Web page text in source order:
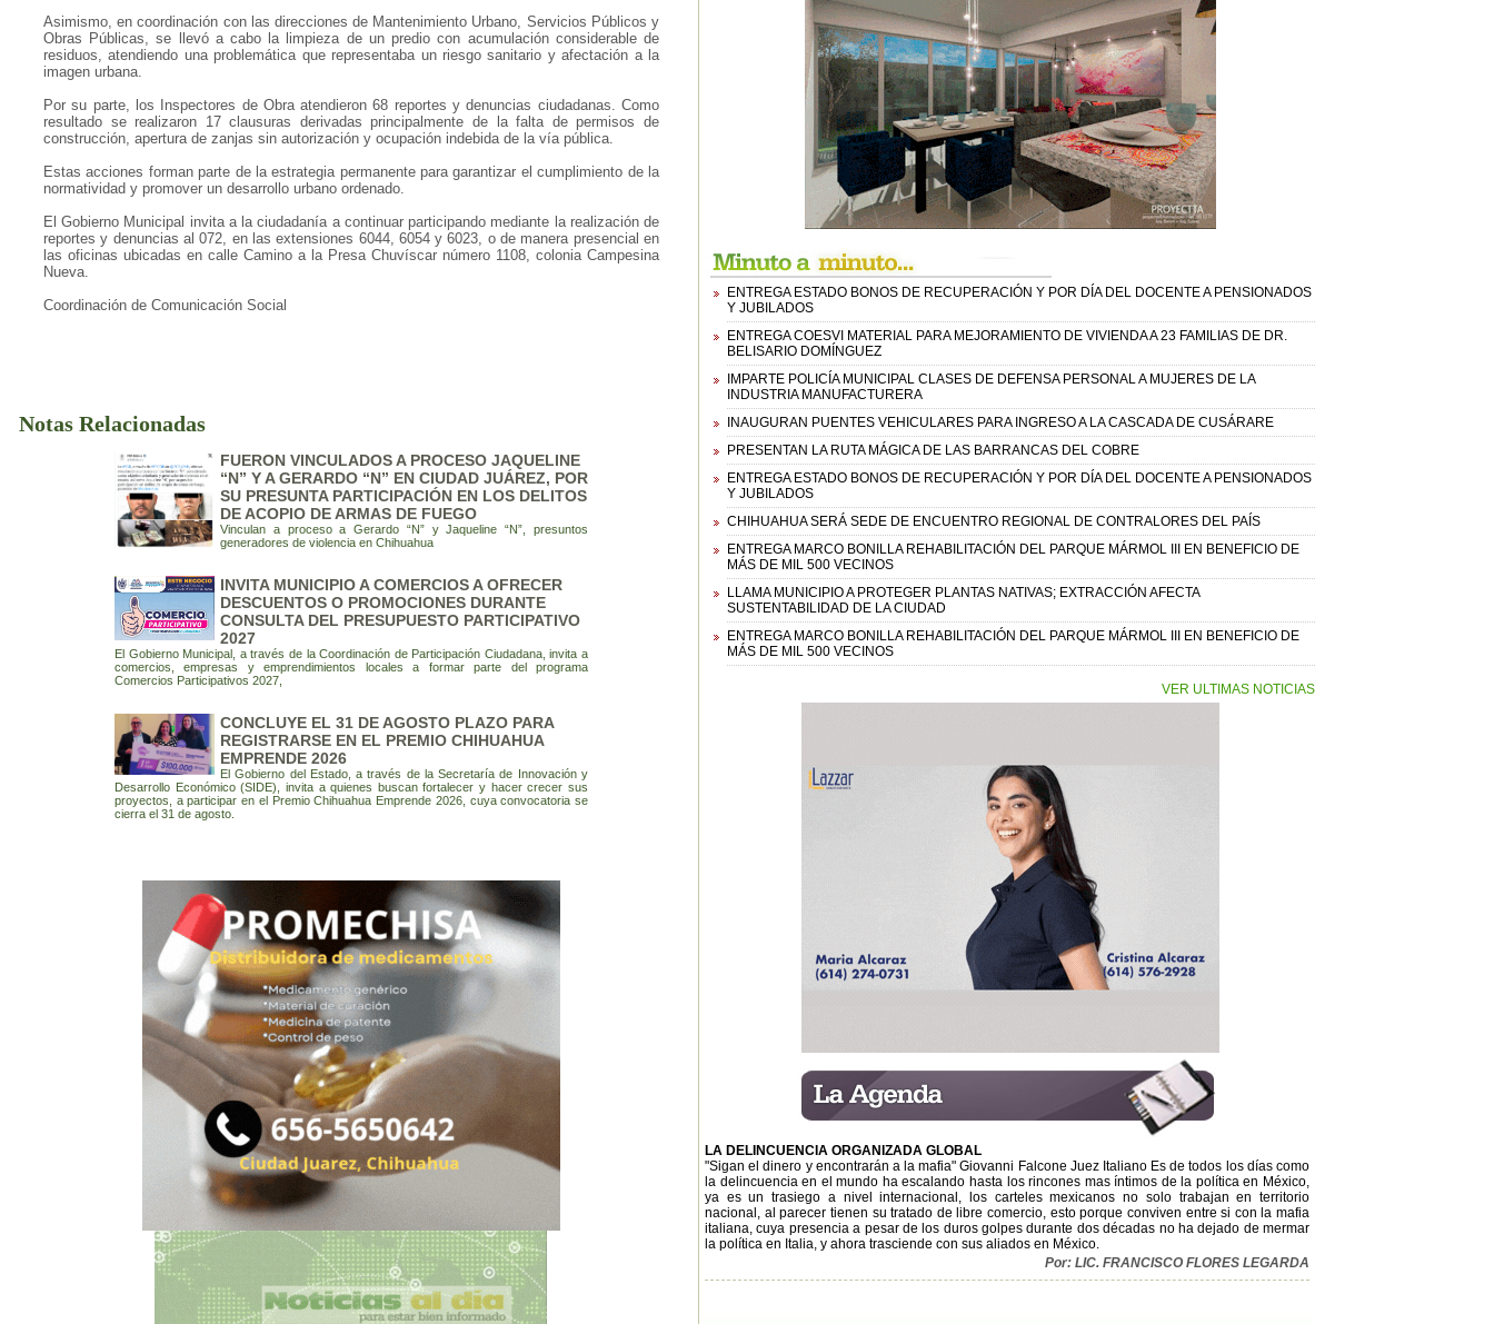
Asimismo, en coordinación con las direcciones de Mantenimiento Urbano, Servicios Públicos y
Obras Públicas, se llevó a cabo la limpieza de un predio con acumulación considerable de
residuos, atendiendo una problemática que representaba un riesgo sanitario y afectación a la
imagen urbana.
Por su parte, los Inspectores de Obra atendieron 68 reportes y denuncias ciudadanas. Como
resultado se realizaron 17 clausuras derivadas principalmente de la falta de permisos de
construcción, apertura de zanjas sin autorización y ocupación indebida de la vía pública.
Estas acciones forman parte de la estrategia permanente para garantizar el cumplimiento de la
normatividad y promover un desarrollo urbano ordenado.
El Gobierno Municipal invita a la ciudadanía a continuar participando mediante la realización de
reportes y denuncias al 072, en las extensiones 6044, 6054 y 6023, o de manera presencial en
las oficinas ubicadas en calle Camino a la Presa Chuvíscar número 1108, colonia Campesina
Nueva.
Coordinación de Comunicación Social
Notas Relacionadas
FUERON VINCULADOS A PROCESO JAQUELINE
“N” Y A GERARDO “N” EN CIUDAD JUÁREZ, POR
SU PRESUNTA PARTICIPACIÓN EN LOS DELITOS
DE ACOPIO DE ARMAS DE FUEGO
Vinculan a proceso a Gerardo “N” y Jaqueline “N”, presuntos
generadores de violencia en Chihuahua
INVITA MUNICIPIO A COMERCIOS A OFRECER
DESCUENTOS O PROMOCIONES DURANTE
CONSULTA DEL PRESUPUESTO PARTICIPATIVO
2027
El Gobierno Municipal, a través de la Coordinación de Participación Ciudadana, invita a
comercios, empresas y emprendimientos locales a formar parte del programa
Comercios Participativos 2027,
CONCLUYE EL 31 DE AGOSTO PLAZO PARA
REGISTRARSE EN EL PREMIO CHIHUAHUA
EMPRENDE 2026
El Gobierno del Estado, a través de la Secretaría de Innovación y
Desarrollo Económico (SIDE), invita a quienes buscan fortalecer y hacer crecer sus
proyectos, a participar en el Premio Chihuahua Emprende 2026, cuya convocatoria se
cierra el 31 de agosto.
ENTREGA ESTADO BONOS DE RECUPERACIÓN Y POR DÍA DEL DOCENTE A PENSIONADOS
Y JUBILADOS
ENTREGA COESVI MATERIAL PARA MEJORAMIENTO DE VIVIENDA A 23 FAMILIAS DE DR.
BELISARIO DOMÍNGUEZ
IMPARTE POLICÍA MUNICIPAL CLASES DE DEFENSA PERSONAL A MUJERES DE LA
INDUSTRIA MANUFACTURERA
INAUGURAN PUENTES VEHICULARES PARA INGRESO A LA CASCADA DE CUSÁRARE
PRESENTAN LA RUTA MÁGICA DE LAS BARRANCAS DEL COBRE
ENTREGA ESTADO BONOS DE RECUPERACIÓN Y POR DÍA DEL DOCENTE A PENSIONADOS
Y JUBILADOS
CHIHUAHUA SERÁ SEDE DE ENCUENTRO REGIONAL DE CONTRALORES DEL PAÍS
ENTREGA MARCO BONILLA REHABILITACIÓN DEL PARQUE MÁRMOL III EN BENEFICIO DE
MÁS DE MIL 500 VECINOS
LLAMA MUNICIPIO A PROTEGER PLANTAS NATIVAS; EXTRACCIÓN AFECTA
SUSTENTABILIDAD DE LA CIUDAD
ENTREGA MARCO BONILLA REHABILITACIÓN DEL PARQUE MÁRMOL III EN BENEFICIO DE
MÁS DE MIL 500 VECINOS
VER ULTIMAS NOTICIAS
LA DELINCUENCIA ORGANIZADA GLOBAL
"Sigan el dinero y encontrarán a la mafia" Giovanni Falcone Juez Italiano Es de todos los días como
la delincuencia en el mundo ha escalando hasta los rincones mas íntimos de la política en México,
ya es un trasiego a nivel internacional, los carteles mexicanos no solo trabajan en territorio
nacional, al parecer tienen su tratado de libre comercio, esto porque conviven entre si con la mafia
italiana, cuya presencia a pesar de los duros golpes durante dos décadas no ha dejado de mermar
la política en Italia, y ahora trasciende con sus aliados en México.
Por: LIC. FRANCISCO FLORES LEGARDA